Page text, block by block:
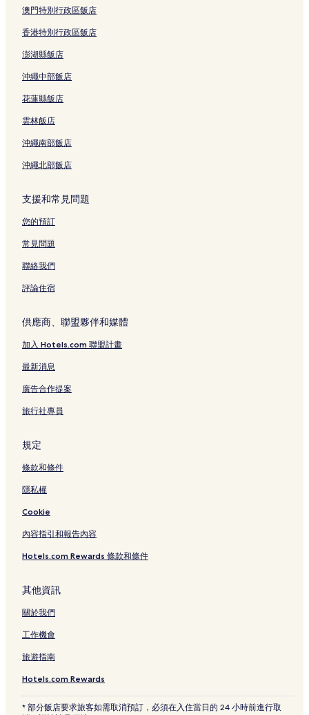
澳門特別行政區飯店
香港特別行政區飯店
澎湖縣飯店
沖繩中部飯店
花蓮縣飯店
雲林飯店
沖繩南部飯店
沖繩北部飯店
支援和常見問題
您的預訂
常見問題
聯絡我們
評論住宿
供應商、聯盟夥伴和媒體
加入 Hotels.com 聯盟計畫
最新消息
廣告合作提案
旅行社專員
規定
條款和條件
隱私權
Cookie
內容指引和報告內容
Hotels.com Rewards 條款和條件
其他資訊
關於我們
工作機會
旅遊指南
Hotels.com Rewards
* 部分飯店要求旅客如需取消預訂，必須在入住當日的 24 小時前進行取